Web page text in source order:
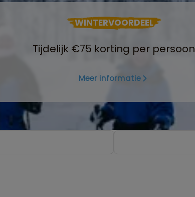
WINTERVOORDEEL
Tijdelijk €75 korting per persoon
Meer informatie